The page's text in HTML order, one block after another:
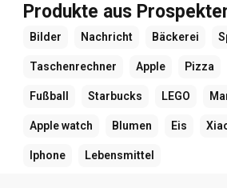
Produkte aus
Bilder Nachricht Bäckerei
Taschenrechner Apple Pizza
Fußball Starbucks LEGO
Apple watch Blumen Eis
Iphone Lebensmittel